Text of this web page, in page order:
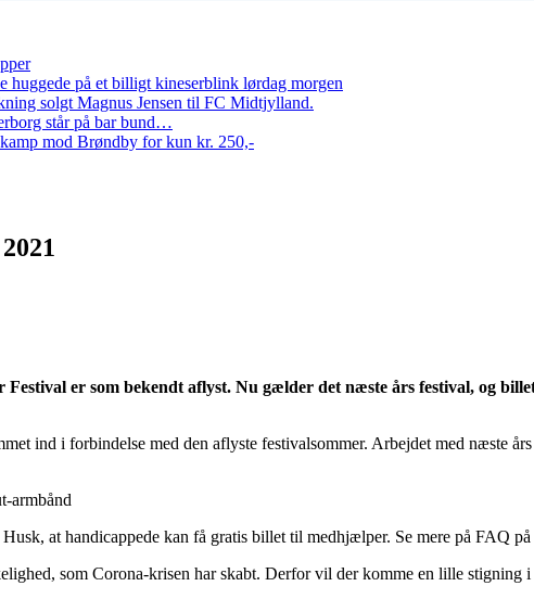
på et billigt kineserblink lørdag morgen
solgt Magnus Jensen til FC Midtjylland.
står på bar bund…
mod Brøndby for kun kr. 250,-
Festival er som bekendt aflyst. Nu gælder det næste års festival, og
ind i forbindelse med den aflyste festivalsommer. Arbejdet med næste
armbånd
at handicappede kan få gratis billet til medhjælper. Se mere på FAQ på
som Corona-krisen har skabt. Derfor vil der komme en lille stigning